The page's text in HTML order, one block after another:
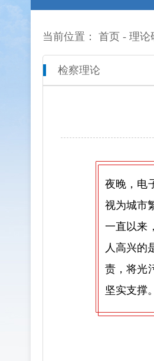
本院领导
联系方式
当前位置： 首页 - 理论
检察理论
夜晚，电
视为城市
一直以来
人高兴的
责，将光
坚实支撑。